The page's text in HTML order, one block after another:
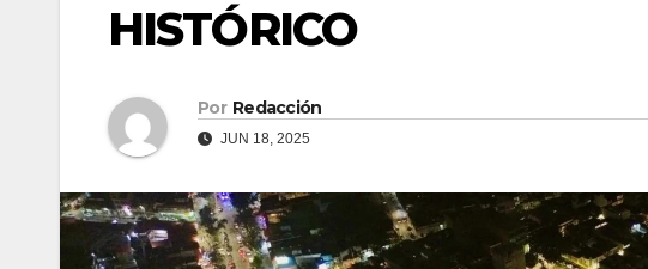
HISTÓRICO
Por Redacción
JUN 18, 2025